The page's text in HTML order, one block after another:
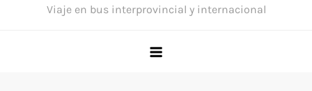
Viaje en bus interprovincial y internacional